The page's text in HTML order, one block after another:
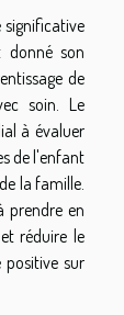
donné son
de
soin. Le
à évaluer
de l'enfant
la famille.
prendre en
réduire le
sur